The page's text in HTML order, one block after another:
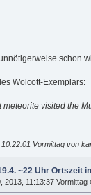
schon
Wolcott-Exemplars:
meteorite visited the
Vormittag von
~22 Uhr Ortszeit
2013, 11:13:37 Vormittag